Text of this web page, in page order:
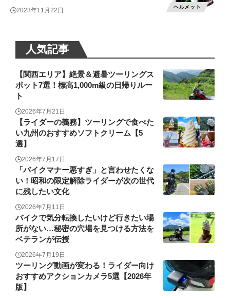
ヘルメット
2023年11月22日
人気記事
【関西エリア】絶景＆避暑ツーリングス
ポット7選！標高1,000m級の日帰りルー
ト
2026年7月21日
【ライダーの義務】ツーリングで食べた
い九州のおすすめソフトクリーム【5
選】
2026年7月17日
「バイクマナー悪すぎ」と言わせたくな
い！昭和の限定解除ライダーが次の世代
に残したい文化
2026年7月11日
バイクで気分転換したいけど行きたい場
所がない…秘密の穴場を見つける方法を
ベテランが伝授
2026年7月19日
ツーリング動画が変わる！ライダー向け
おすすめアクションカメラ5選【2026年
版】